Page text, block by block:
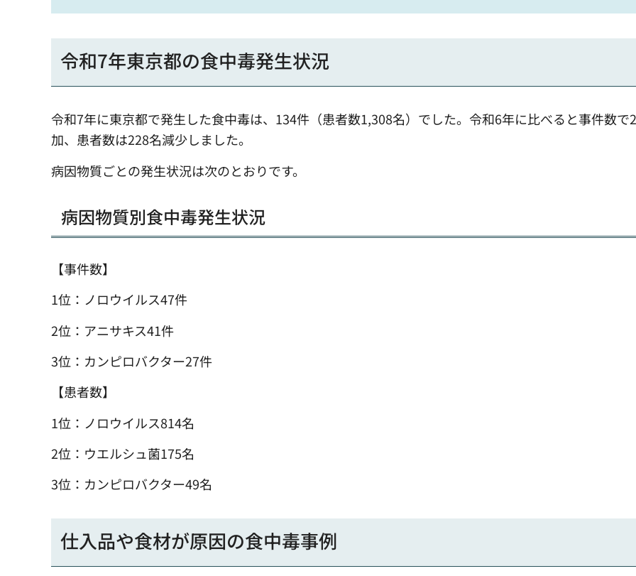
令和7年東京都の食中毒発生状況
令和7年に東京都で発生した食中毒は、134件（患者数1,308名）でした。令和6年に比べると事件数で
加、患者数は228名減少しました。
病因物質ごとの発生状況は次のとおりです。
病因物質別食中毒発生状況
【事件数】
1位：ノロウイルス47件
2位：アニサキス41件
3位：カンピロバクター27件
【患者数】
1位：ノロウイルス814名
2位：ウエルシュ菌175名
3位：カンピロバクター49名
仕入品や食材が原因の食中毒事例